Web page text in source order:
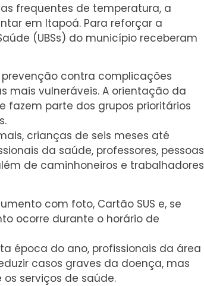
frequentes de temperatura, a
em Itapoá. Para reforçar a
(UBSs) do município receberam
contra complicações
mais vulneráveis. A orientação da
fazem parte dos grupos prioritários
crianças de seis meses até
da saúde, professores, pessoas
de caminhoneiros e trabalhadores
com foto, Cartão SUS e, se
ocorre durante o horário de
época do ano, profissionais da área
casos graves da doença, mas
serviços de saúde.